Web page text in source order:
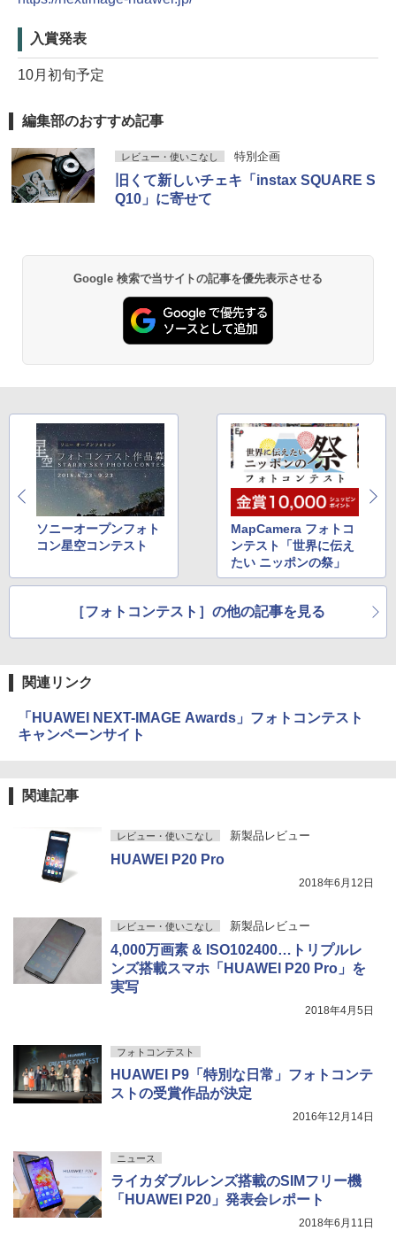
入賞発表
10月初旬予定
編集部のおすすめ記事
レビュー・使いこなし 特別企画
旧くて新しいチェキ「instax SQUARE S
Q10」に寄せて
Google 検索で当サイトの記事を優先表示させる
ソニーオープンフォト
コン星空コンテスト
MapCamera フォトコ
ンテスト「世界に伝え
たい ニッポンの祭」
［フォトコンテスト］の他の記事を見る
関連リンク
「HUAWEI NEXT-IMAGE Awards」フォトコンテスト
キャンペーンサイト
関連記事
レビュー・使いこなし 新製品レビュー
HUAWEI P20 Pro
2018年6月12日
レビュー・使いこなし 新製品レビュー
4,000万画素 & ISO102400…トリプルレ
ンズ搭載スマホ「HUAWEI P20 Pro」を
実写
2018年4月5日
フォトコンテスト
HUAWEI P9「特別な日常」フォトコンテ
ストの受賞作品が決定
2016年12月14日
ニュース
ライカダブルレンズ搭載のSIMフリー機
「HUAWEI P20」発表会レポート
2018年6月11日